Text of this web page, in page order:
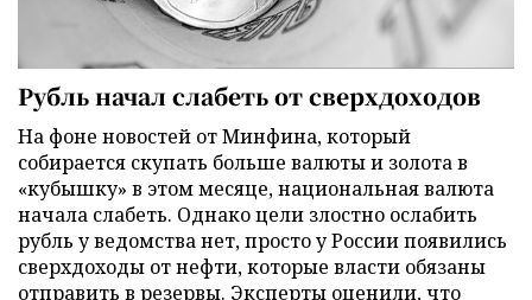
Рубль начал слабеть от сверхдоходов
На фоне новостей от Минфина, который
собирается скупать больше валюты и золота в
«кубышку» в этом месяце, национальная валюта
начала слабеть. Однако цели злостно ослабить
рубль у ведомства нет, просто у России появились
сверхдоходы от нефти, которые власти обязаны
отправить в резервы. Эксперты оценили, что